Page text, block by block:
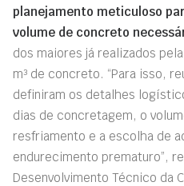
planejamento meticuloso
volume de concreto
dos maiores já realizados
m³ de concreto. “Para isso,
definiram os detalhes
dias de concretagem, o
resfriamento e a escolha de
endurecimento prematuro”,
Desenvolvimento Técnico da